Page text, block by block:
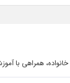
همراهی با